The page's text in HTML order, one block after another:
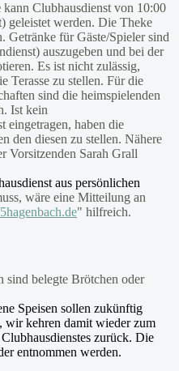
kann Clubhausdienst von 10:00
geleistet werden. Die Theke
Getränke für Gäste/Spieler sind
auszugeben und bei der
Es ist nicht zulässig,
Terasse zu stellen. Für die
sind die heimspielenden
Ist kein
eingetragen, haben die
den diesen zu stellen. Nähere
Vorsitzenden Sarah Grall
aus persönlichen
wäre eine Mitteilung an
" hilfreich.
sind belegte Brötchen oder
Speisen sollen zukünftig
wir kehren damit wieder zum
zurück. Die
entnommen werden.